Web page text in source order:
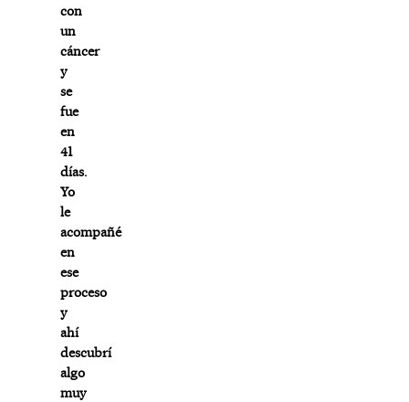
con
un
cáncer
y
se
fue
en
41
días.
Yo
le
acompañé
en
ese
proceso
y
ahí
descubrí
algo
muy